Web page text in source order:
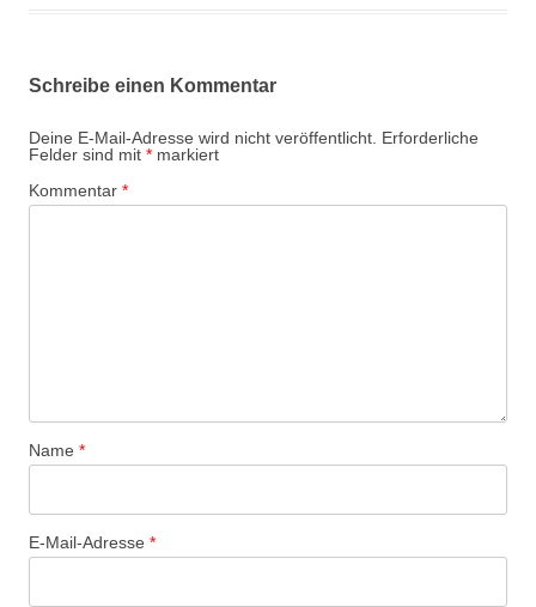
Schreibe einen Kommentar
Deine E-Mail-Adresse wird nicht veröffentlicht. Erforderliche
Felder sind mit * markiert
Kommentar *
Name *
E-Mail-Adresse *